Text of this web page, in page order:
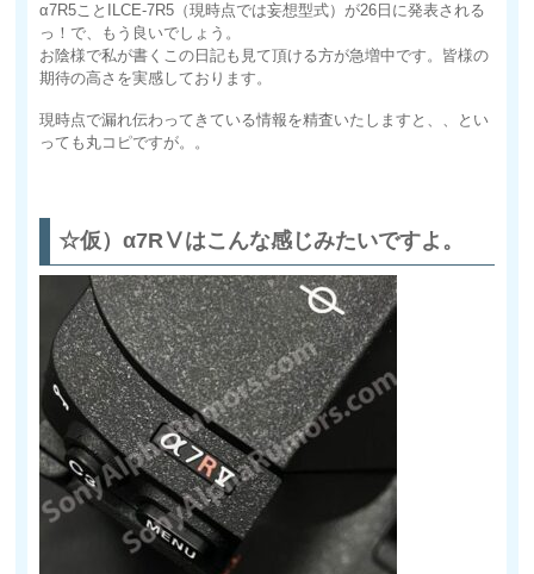
α7R5ことILCE-7R5（現時点では妄想型式）が26日に発表される
っ！で、もう良いでしょう。
お陰様で私が書くこの日記も見て頂ける方が急増中です。皆様の
期待の高さを実感しております。
現時点で漏れ伝わってきている情報を精査いたしますと、、とい
っても丸コピですが。。
☆仮）α7RⅤはこんな感じみたいですよ。